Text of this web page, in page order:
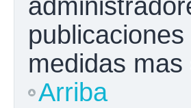
medidas
Arriba